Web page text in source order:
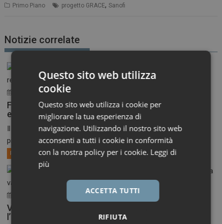
Primo Piano progetto GRACE,Sanofi
Notizie correlate
31 Luglio 2026 ironfish_distributor
Farmaci più sostenibili, l’OMS indica la strada agli
enti regolatori
Il nuovo quadro globale propone standard comuni, procedure
più...
Primo Piano
ironfish_distributor
Vaccini anti-Covid, il CHMP raccomanda
l’aggiornamento alla variante XFG
Questo sito web utilizza
cookie
Questo sito web utilizza i cookie per
migliorare la tua esperienza di
navigazione. Utilizzando il nostro sito web
acconsenti a tutti i cookie in conformità
con la nostra policy per i cookie. Leggi di
più
ACCETTA TUTTI
RIFIUTA